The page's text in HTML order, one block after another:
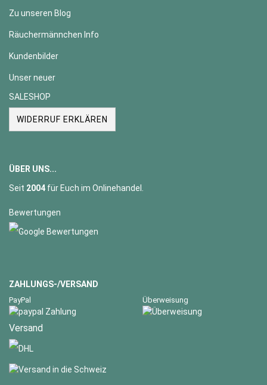
Zu unseren Blog
Räuchermännchen Info
Kundenbilder
Unser neuer
SALESHOP
WIDERRUF ERKLÄREN
ÜBER UNS...
Seit 2004 für Euch im Onlinehandel.
Bewertungen
ZAHLUNGS-/VERSAND
PayPal Überweisung
Versand